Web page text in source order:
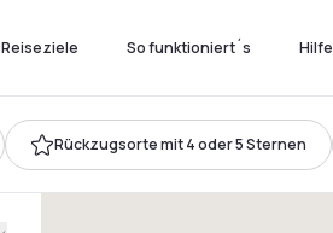
Reiseziele So funktioniert´s Hilfe
Rückzugsorte mit 4 oder 5 Sternen